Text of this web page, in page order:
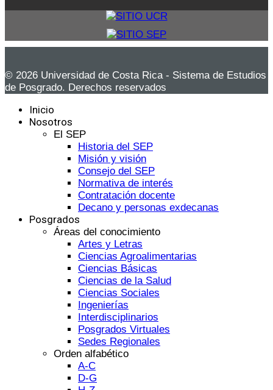
© 2026 Universidad de Costa Rica - Sistema de Estudios
de Posgrado. Derechos reservados
Inicio
Nosotros
El SEP
Historia del SEP
Misión y visión
Consejo del SEP
Normativa de interés
Contratación docente
Decano y personas exdecanas
Posgrados
Áreas del conocimiento
Artes y Letras
Ciencias Agroalimentarias
Ciencias Básicas
Ciencias de la Salud
Ciencias Sociales
Ingenierías
Interdisciplinarios
Posgrados Virtuales
Sedes Regionales
Orden alfabético
A-C
D-G